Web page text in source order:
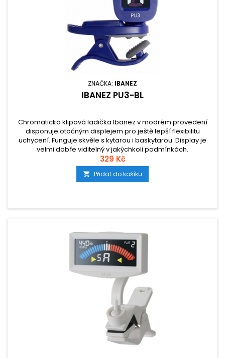
ZNAČKA: IBANEZ
IBANEZ PU3-BL
Chromatická klipová ladička Ibanez v modrém provedení
disponuje otočným displejem pro ještě lepší flexibilitu
uchycení. Funguje skvěle s kytarou i baskytarou. Display je
velmi dobře viditelný v jakýchkoli podmínkách.
329 Kč
 Přidat do košíku